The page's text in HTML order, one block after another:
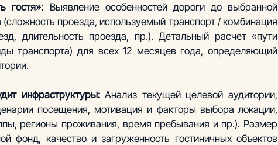
гостя»: Выявление особенностей дороги до выбранной
проезда, используемый транспорт / комбинация
длительность проезда, пр.). Детальный расчет «пути
транспорта) для всех 12 месяцев года, определяющий
инфраструктуры: Анализ текущей целевой аудитории,
посещения, мотивация и факторы выбора локации,
регионы проживания, время пребывания и пр.). Размер
фонд, качество и загруженность гостиничных объектов